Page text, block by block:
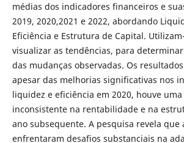
médias dos indicadores financeiros e
2019, 2020,2021 e 2022, abordando
Eficiência e Estrutura de Capital.
visualizar as tendências, para
das mudanças observadas. Os
apesar das melhorias significativas nos
liquidez e eficiência em 2020, houve
inconsistente na rentabilidade e na
ano subsequente. A pesquisa revela que
enfrentaram desafios substanciais na